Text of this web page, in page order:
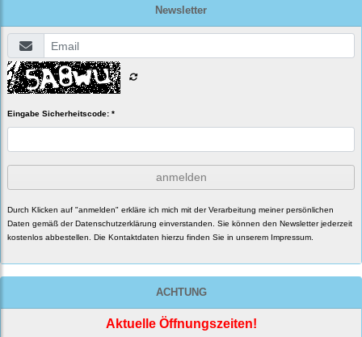
Newsletter
Eingabe Sicherheitscode: *
anmelden
Durch Klicken auf "anmelden" erkläre ich mich mit der Verarbeitung meiner persönlichen
Daten gemäß derDatenschutzerklärung einverstanden. Sie können den Newsletter jederzeit
kostenlos abbestellen. Die Kontaktdaten hierzu finden Sie in unserem Impressum.
ACHTUNG
Aktuelle Öffnungszeiten!